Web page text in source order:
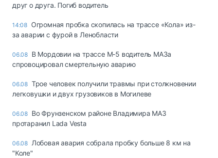
друг о друга. Погиб водитель
14:08 Огромная пробка скопилась на трассе «Кола» из-
за аварии с фурой в Ленобласти
06.08 В Мордовии на трассе М-5 водитель МАЗа
спровоцировал смертельную аварию
06.08 Трое человек получили травмы при столкновении
легковушки и двух грузовиков в Могилеве
06.08 Во Фрунзенском районе Владимира МАЗ
протаранил Lada Vesta
06.08 Лобовая авария собрала пробку больше 8 км на
"Коле"